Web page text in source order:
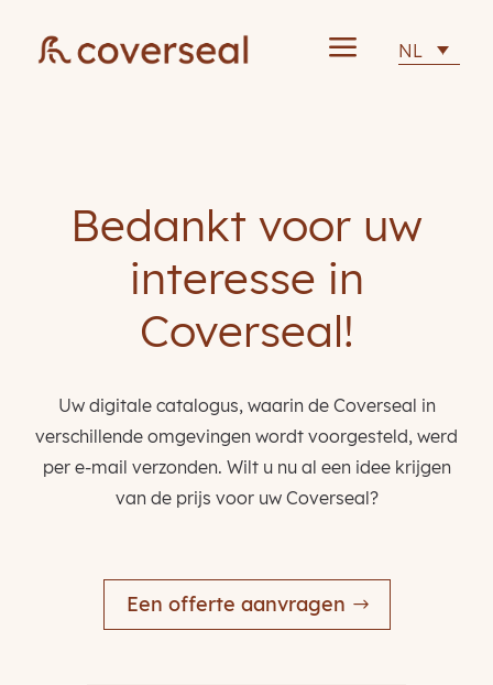
a NL
Bedankt voor uw
interesse in
Coverseal!
Uw digitale catalogus, waarin de Coverseal in
verschillende omgevingen wordt voorgesteld, werd
per e-mail verzonden. Wilt u nu al een idee krijgen
van de prijs voor uw Coverseal?
Een offerte aanvragen